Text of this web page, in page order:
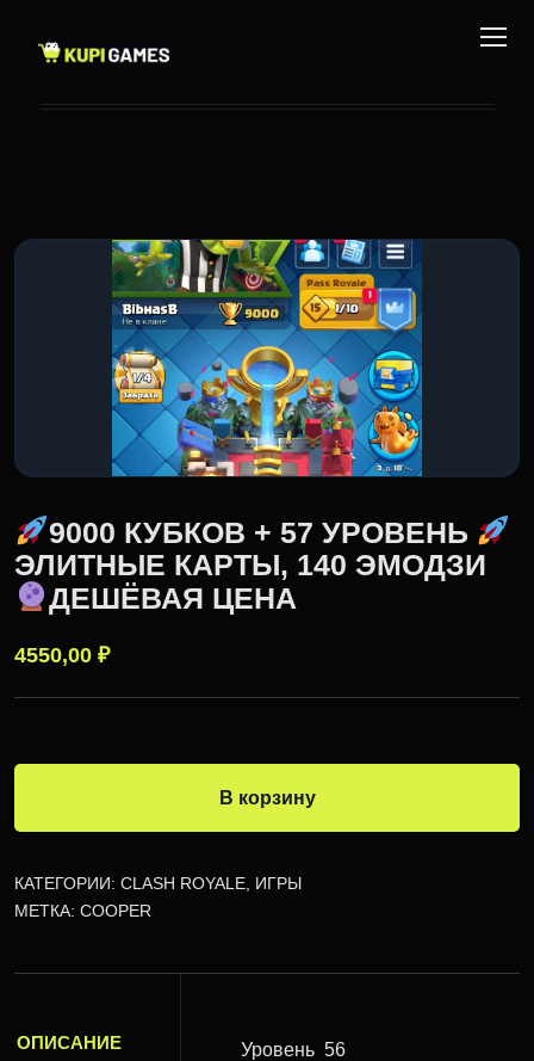
9000 КУБКОВ + 57 УРОВЕНЬ
ЭЛИТНЫЕ КАРТЫ, 140 ЭМОДЗИ
ДЕШЁВАЯ ЦЕНА
4550,00 ₽
В корзину
КАТЕГОРИИ: CLASH ROYALE ИГРЫ
МЕТКА: COOPER
ОПИСАНИЕ Уровень56